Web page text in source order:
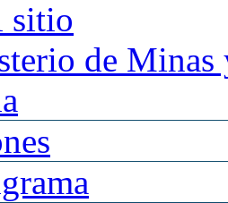
sitio
de Minas